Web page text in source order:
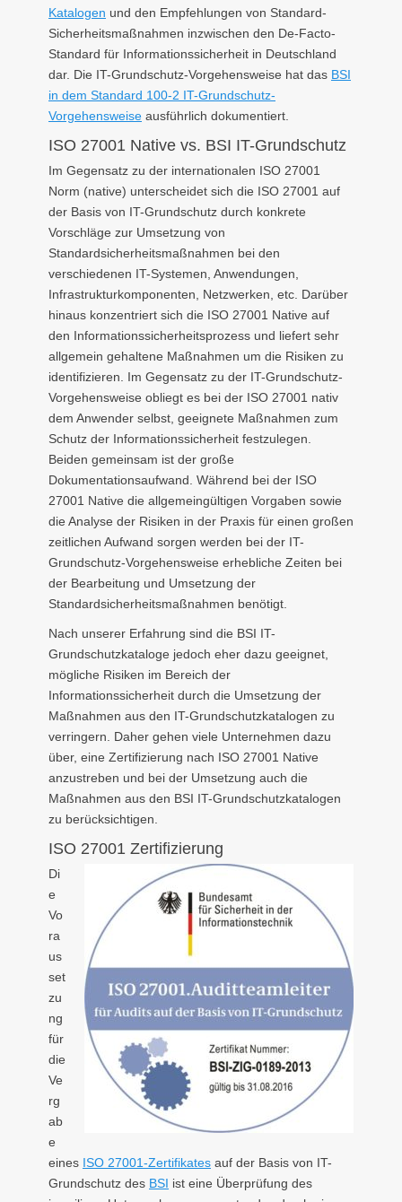
Katalogen und den Empfehlungen von Standard-
Sicherheitsmaßnahmen inzwischen den De-Facto-
Standard für Informationssicherheit in Deutschland
dar. Die IT-Grundschutz-Vorgehensweise hat das BSI
in dem Standard 100-2 IT-Grundschutz-
Vorgehensweise ausführlich dokumentiert.
ISO 27001 Native vs. BSI IT-Grundschutz
Im Gegensatz zu der internationalen ISO 27001
Norm (native) unterscheidet sich die ISO 27001 auf
der Basis von IT-Grundschutz durch konkrete
Vorschläge zur Umsetzung von
Standardsicherheitsmaßnahmen bei den
verschiedenen IT-Systemen, Anwendungen,
Infrastrukturkomponenten, Netzwerken, etc. Darüber
hinaus konzentriert sich die ISO 27001 Native auf
den Informationssicherheitsprozess und liefert sehr
allgemein gehaltene Maßnahmen um die Risiken zu
identifizieren. Im Gegensatz zu der IT-Grundschutz-
Vorgehensweise obliegt es bei der ISO 27001 nativ
dem Anwender selbst, geeignete Maßnahmen zum
Schutz der Informationssicherheit festzulegen.
Beiden gemeinsam ist der große
Dokumentationsaufwand. Während bei der ISO
27001 Native die allgemeingültigen Vorgaben sowie
die Analyse der Risiken in der Praxis für einen großen
zeitlichen Aufwand sorgen werden bei der IT-
Grundschutz-Vorgehensweise erhebliche Zeiten bei
der Bearbeitung und Umsetzung der
Standardsicherheitsmaßnahmen benötigt.
Nach unserer Erfahrung sind die BSI IT-
Grundschutzkataloge jedoch eher dazu geeignet,
mögliche Risiken im Bereich der
Informationssicherheit durch die Umsetzung der
Maßnahmen aus den IT-Grundschutzkatalogen zu
verringern. Daher gehen viele Unternehmen dazu
über, eine Zertifizierung nach ISO 27001 Native
anzustreben und bei der Umsetzung auch die
Maßnahmen aus den BSI IT-Grundschutzkatalogen
zu berücksichtigen.
ISO 27001 Zertifizierung
Di
e
Vo
ra
us
set
zu
ng
für
die
Ve
rg
ab
e
eines ISO 27001-Zertifikates auf der Basis von IT-
Grundschutz des BSI ist eine Überprüfung des